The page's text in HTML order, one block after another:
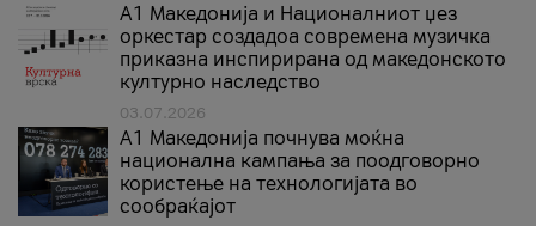
А1 Македонија и Националниот џез
оркестар создадоа современа музичка
приказна инспирирана од македонското
културно наследство
03.07.2026
A1 Македонија почнува моќна
национална кампања за поодговорно
користење на технологијата во
сообраќајот